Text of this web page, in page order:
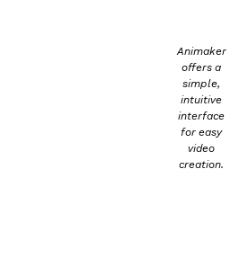
Animaker
offers a
simple,
intuitive
interface
for easy
video
creation.